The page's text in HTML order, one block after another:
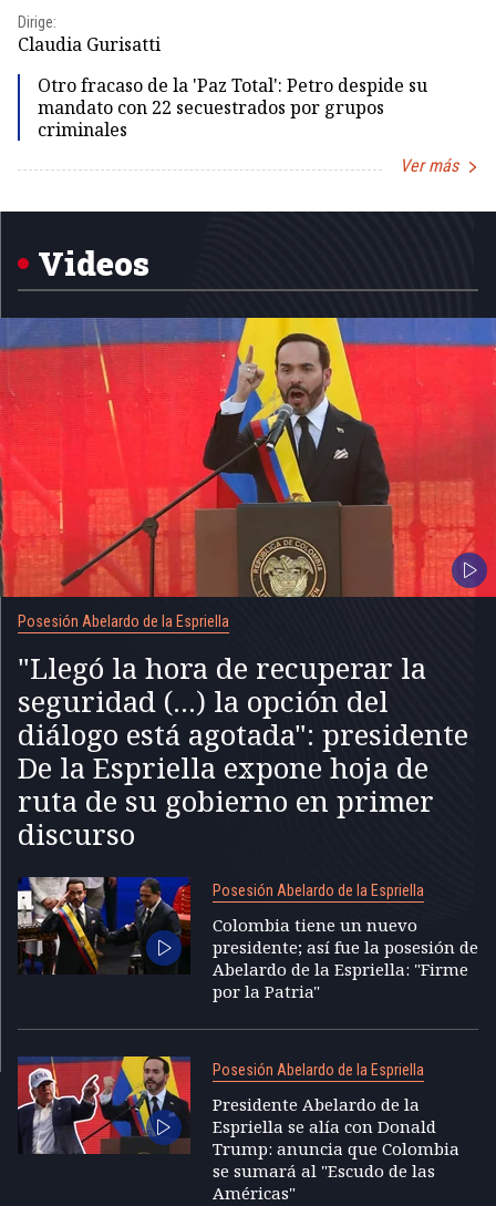
Dirige:
Claudia Gurisatti
Otro fracaso de la 'Paz Total': Petro despide su
mandato con 22 secuestrados por grupos
criminales
Ver más
1
Videos
Posesión Abelardo de la Espriella
"Llegó la hora de recuperar la
seguridad (...) la opción del
diálogo está agotada": presidente
De la Espriella expone hoja de
ruta de su gobierno en primer
discurso
Posesión Abelardo de la Espriella
Colombia tiene un nuevo
presidente; así fue la posesión de
Abelardo de la Espriella: "Firme
por la Patria"
Posesión Abelardo de la Espriella
Presidente Abelardo de la
Espriella se alía con Donald
Trump: anuncia que Colombia
se sumará al "Escudo de las
Américas"